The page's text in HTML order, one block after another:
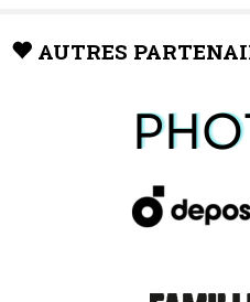
AUTRES